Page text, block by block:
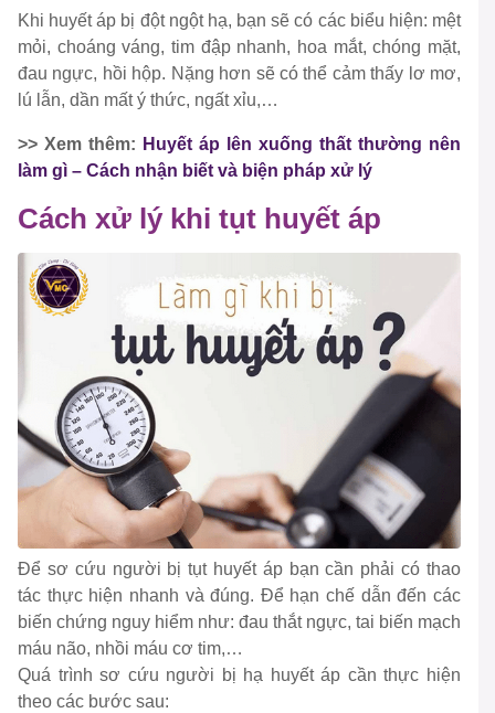
Khi huyết áp bị đột ngột hạ, bạn sẽ có các biểu hiện: mệt
mỏi, choáng váng, tim đập nhanh, hoa mắt, chóng mặt,
đau ngực, hồi hộp. Nặng hơn sẽ có thể cảm thấy lơ mơ,
lú lẫn, dần mất ý thức, ngất xỉu,…
>> Xem thêm: Huyết áp lên xuống thất thường nên
làm gì – Cách nhận biết và biện pháp xử lý
Cách xử lý khi tụt huyết áp
Để sơ cứu người bị tụt huyết áp bạn cần phải có thao
tác thực hiện nhanh và đúng. Để hạn chế dẫn đến các
biến chứng nguy hiểm như: đau thắt ngực, tai biến mạch
máu não, nhồi máu cơ tim,…
Quá trình sơ cứu người bị hạ huyết áp cần thực hiện
theo các bước sau: